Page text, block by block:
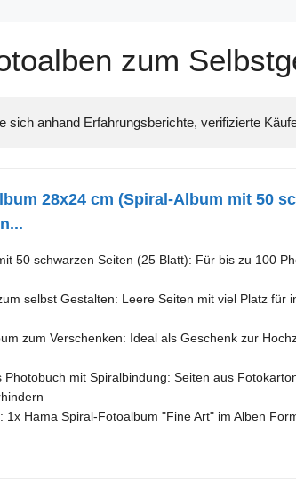
zum
28x24 cm (Spiral-Album mit 50
50 schwarzen Seiten (25 Blatt): Für bis zu 100
selbst Gestalten: Leere Seiten mit viel Platz
zum Verschenken: Ideal als Geschenk zur
Photobuch mit Spiralbindung: Seiten aus
1x Hama Spiral-Fotoalbum "Fine Art" im Alben